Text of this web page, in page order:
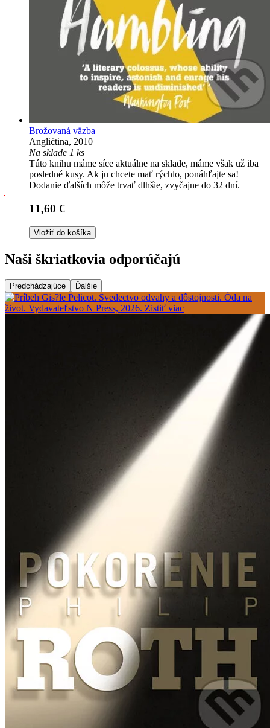
Brožovaná väzba
Angličtina, 2010
Na sklade 1 ks
Túto knihu máme síce aktuálne na sklade, máme však už iba
posledné kusy. Ak ju chcete mať rýchlo, ponáhľajte sa!
Dodanie ďalších môže trvať dlhšie, zvyčajne do 32 dní.
11,60 €
Vložiť do košíka
Naši škriatkovia odporúčajú
Predchádzajúce Ďalšie